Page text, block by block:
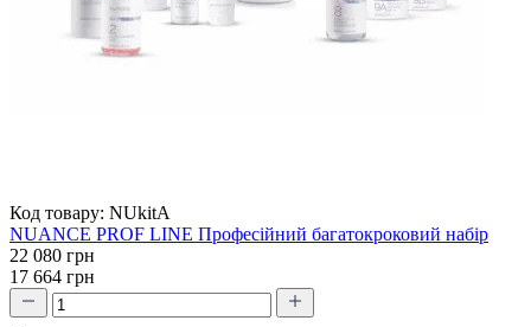
Код товару: NUkitA
NUANCE PROF LINE Професійний багатокроковий набір
22 080 грн
17 664 грн